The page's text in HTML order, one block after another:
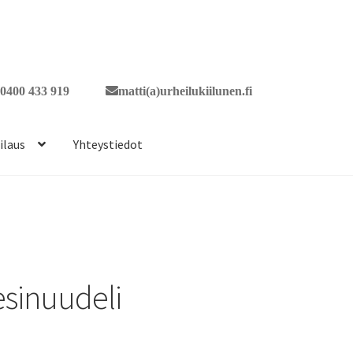
0400 433 919 matti(a)urheilukiilunen.fi
Yhteystiedot